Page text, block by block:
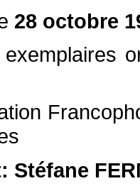
28 octobre
Stéfane